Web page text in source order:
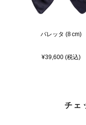
バレッタ (8 cm)
¥39,600 (税込)
チェ